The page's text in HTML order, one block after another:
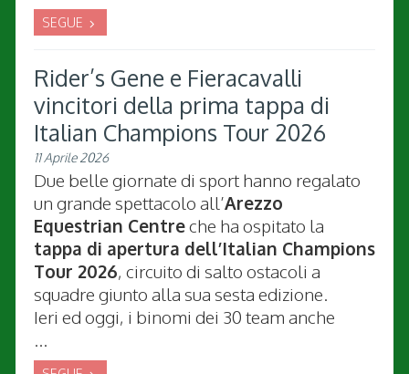
SEGUE
Rider’s Gene e Fieracavalli
vincitori della prima tappa di
Italian Champions Tour 2026
11 Aprile 2026
Due belle giornate di sport hanno regalato
un grande spettacolo all’Arezzo
Equestrian Centreche ha ospitato la
tappa di apertura dell’Italian Champions
Tour 2026, circuito di salto ostacoli a
squadre giunto alla sua sesta edizione.
Ieri ed oggi, i binomi dei 30 team anche
...